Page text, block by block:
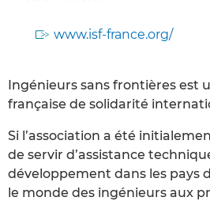
www.isf-france.org/
Ingénieurs sans frontières est
française de solidarité
Si l’association a été
de servir d’assistance
développement dans les pays
le monde des ingénieurs aux